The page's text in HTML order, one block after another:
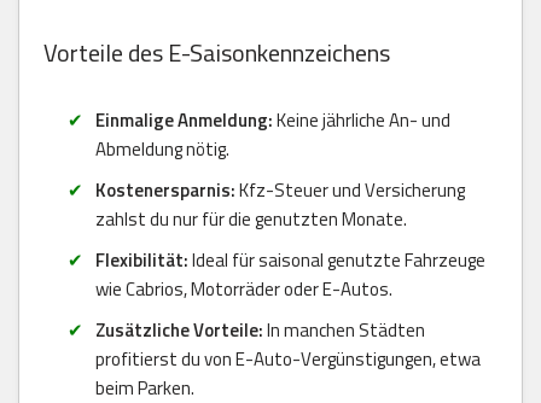
Vorteile des E-Saisonkennzeichens
Einmalige Anmeldung:Keine jährliche An- und
Abmeldung nötig.
Kostenersparnis:Kfz-Steuer und Versicherung
zahlst du nur für die genutzten Monate.
Flexibilität:Ideal für saisonal genutzte Fahrzeuge
wie Cabrios, Motorräder oder E-Autos.
Zusätzliche Vorteile:In manchen Städten
profitierst du von E-Auto-Vergünstigungen, etwa
beim Parken.